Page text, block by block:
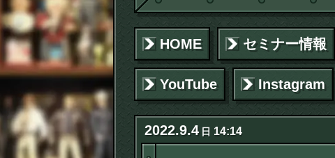
HOME セミナー情報
YouTube Instagram
2022.9.4 日 14:14